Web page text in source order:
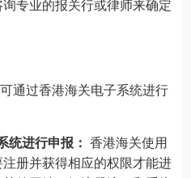
专业的报关行或律师来确定
通过香港海关电子系统进行
统进行申报： 香港海关使用
册并获得相应的权限才能进